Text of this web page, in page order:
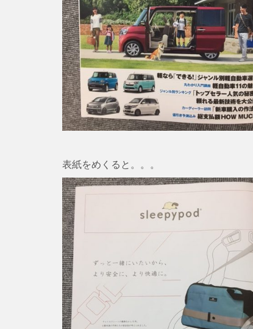
表紙をめくると。。。